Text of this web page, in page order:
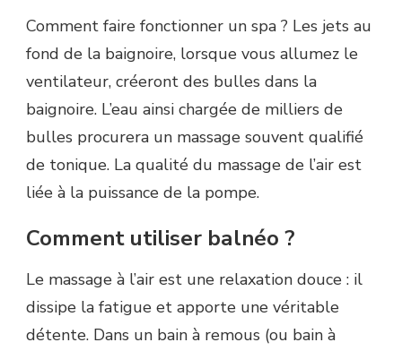
Comment faire fonctionner un spa ? Les jets au
fond de la baignoire, lorsque vous allumez le
ventilateur, créeront des bulles dans la
baignoire. L’eau ainsi chargée de milliers de
bulles procurera un massage souvent qualifié
de tonique. La qualité du massage de l’air est
liée à la puissance de la pompe.
Comment utiliser balnéo ?
Le massage à l’air est une relaxation douce : il
dissipe la fatigue et apporte une véritable
détente. Dans un bain à remous (ou bain à